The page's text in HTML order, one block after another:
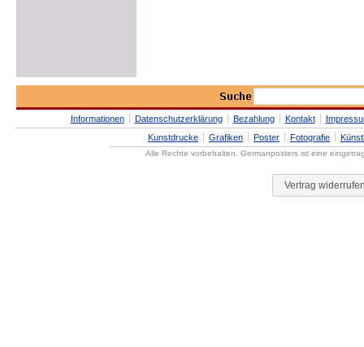
Informationen Datenschutzerklärung Bezahlung Kontakt
Kunstdrucke
Grafiken Poster Fotografie
Alle Rechte vorbehalten. Germanposters ist eine
Vertrag